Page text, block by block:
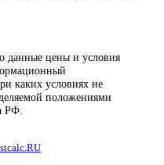
данные цены и условия
каких условиях не
положениями
РФ.